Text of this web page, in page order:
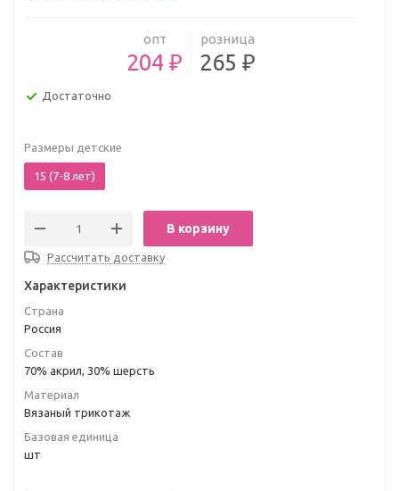
опт
204 ₽
розница
265 ₽
Достаточно
Размеры детские
15 (7-8 лет)
В корзину
Рассчитать доставку
Характеристики
Страна
Россия
Состав
70% акрил, 30% шерсть
Материал
Вязаный трикотаж
Базовая единица
шт